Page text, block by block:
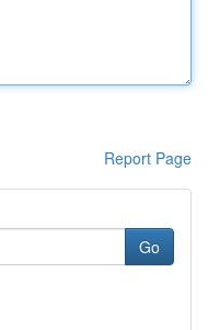
Report Page
Go